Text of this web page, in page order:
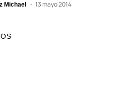
Michael 13 mayo 2014